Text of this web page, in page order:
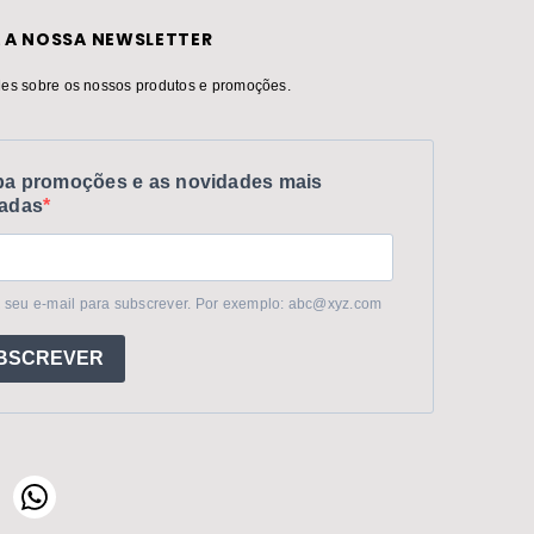
NOSSA NEWSLETTER
sobre os nossos produtos e promoções.
promoções e as novidades mais
seu e-mail para subscrever. Por exemplo: abc@xyz.com